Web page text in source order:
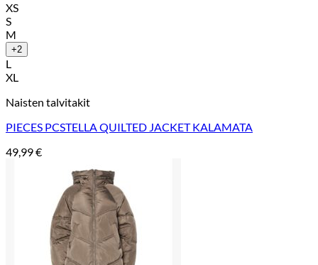
XS
S
M
+2
L
XL
Naisten talvitakit
PIECES PCSTELLA QUILTED JACKET KALAMATA
49,99€